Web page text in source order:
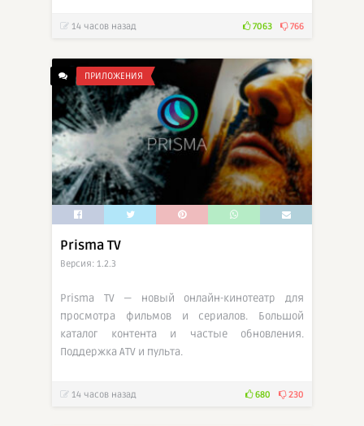
14 часов назад 7063 766
ПРИЛОЖЕНИЯ
Prisma TV
Версия: 1.2.3
Prisma TV — новый онлайн-кинотеатр для
просмотра фильмов и сериалов. Большой
каталог контента и частые обновления.
Поддержка ATV и пульта.
14 часов назад 680 230